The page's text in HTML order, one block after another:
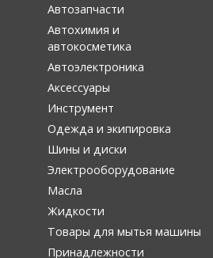
Автозапчасти
Автохимия и
автокосметика
Автоэлектроника
Аксессуары
Инструмент
Одежда и экипировка
Шины и диски
Электрооборудование
Масла
Жидкости
Товары для мытья машины
Принадлежности